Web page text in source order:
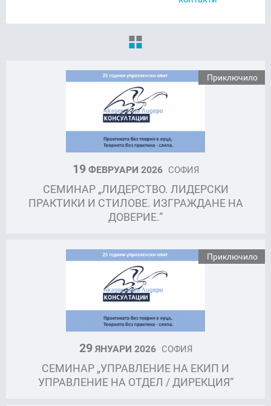
Приключило
19ФЕВРУАРИ 2026 СОФИЯ
СЕМИНАР „ЛИДЕРСТВО. ЛИДЕРСКИ
ПРАКТИКИ И СТИЛОВЕ. ИЗГРАЖДАНЕ НА
ДОВЕРИЕ.“
Приключило
29ЯНУАРИ 2026 СОФИЯ
СЕМИНАР „УПРАВЛЕНИЕ НА ЕКИП И
УПРАВЛЕНИЕ НА ОТДЕЛ / ДИРЕКЦИЯ“